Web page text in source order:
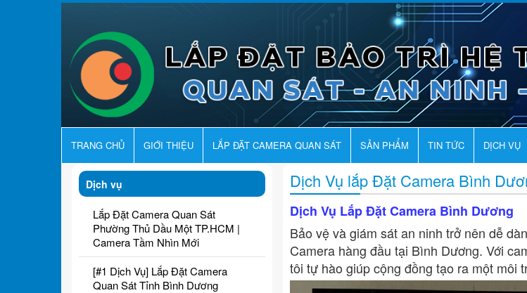
TRANG CHỦ GIỚI THIỆU LẮP ĐẶT CAMERA QUAN SÁT SẢN PHẨM TIN TỨC DỊCH VỤ
Dịch Vụ lắp Đặt Camera Bình
Dịch Vụ Lắp Đặt Camera Bình Dương
Bảo vệ và giám sát an ninh trở nên dễ
Camera hàng đầu tại Bình Dương. Với
tôi tự hào giúp cộng đồng tạo ra một môi
Dịch vụ
Lắp Đặt Camera Quan Sát
Phường Thủ Dầu Một TP.HCM |
Camera Tầm Nhìn Mới
[#1 Dịch Vụ] Lắp Đặt Camera
Quan Sát Tỉnh Bình Dương